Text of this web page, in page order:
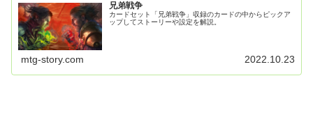
兄弟戦争
カードセット「兄弟戦争」収録のカードの中からピックア
ップしてストーリーや設定を解説。
mtg-story.com 2022.10.23